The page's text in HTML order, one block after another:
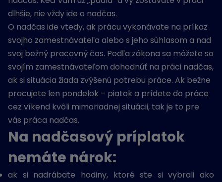
dlhšie, nie vždy ide o nadčas.
O nadčas ide vtedy, ak prácu vykonávate na príkaz
svojho zamestnávateľa alebo s jeho súhlasom a nad
svoj bežný pracovný čas. Podľa zákona sa môžete so
svojím zamestnávateľom dohodnúť na práci nadčas,
ak si situácia žiada zvýšenú potrebu práce. Ak bežne
pracujete len pondelok – piatok a prídete do práce
cez víkend kvôli mimoriadnej situácii, tak je to pre
vás práca nadčas.
Na nadčasový príplatok
nemáte nárok:
ak si nadrábate hodiny, ktoré ste si vybrali ako